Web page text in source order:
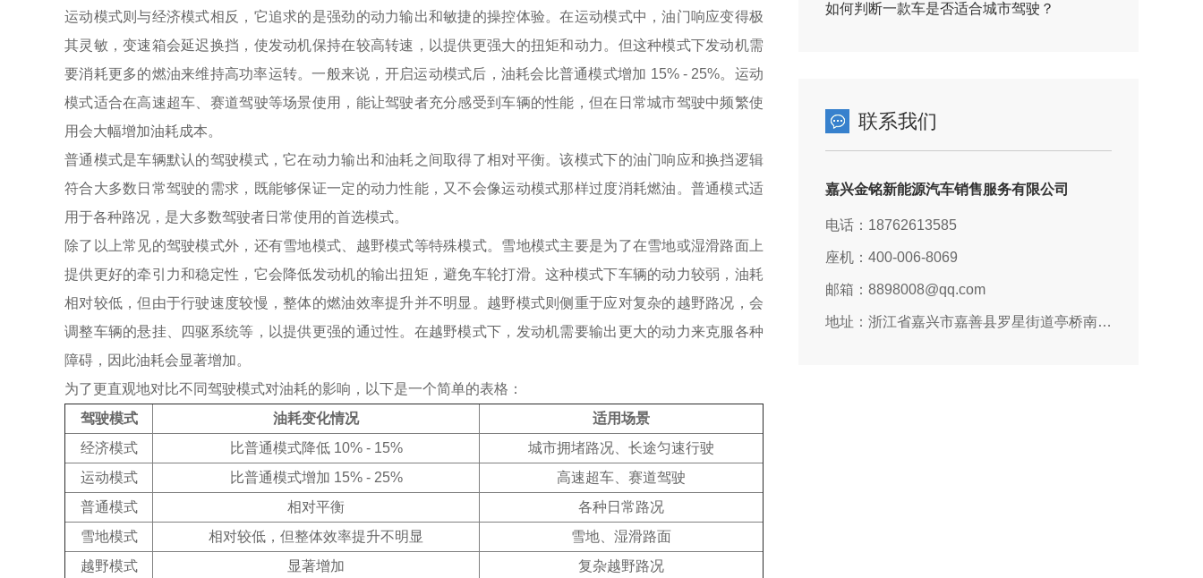
运动模式则与经济模式相反，它追求的是强劲的动力输出和敏捷的操控体验。在运动模式中，油门响应变得极
其灵敏，变速箱会延迟换挡，使发动机保持在较高转速，以提供更强大的扭矩和动力。但这种模式下发动机需
要消耗更多的燃油来维持高功率运转。一般来说，开启运动模式后，油耗会比普通模式增加 15% - 25%。运动
模式适合在高速超车、赛道驾驶等场景使用，能让驾驶者充分感受到车辆的性能，但在日常城市驾驶中频繁使
用会大幅增加油耗成本。
普通模式是车辆默认的驾驶模式，它在动力输出和油耗之间取得了相对平衡。该模式下的油门响应和换挡逻辑
符合大多数日常驾驶的需求，既能够保证一定的动力性能，又不会像运动模式那样过度消耗燃油。普通模式适
用于各种路况，是大多数驾驶者日常使用的首选模式。
除了以上常见的驾驶模式外，还有雪地模式、越野模式等特殊模式。雪地模式主要是为了在雪地或湿滑路面上
提供更好的牵引力和稳定性，它会降低发动机的输出扭矩，避免车轮打滑。这种模式下车辆的动力较弱，油耗
相对较低，但由于行驶速度较慢，整体的燃油效率提升并不明显。越野模式则侧重于应对复杂的越野路况，会
调整车辆的悬挂、四驱系统等，以提供更强的通过性。在越野模式下，发动机需要输出更大的动力来克服各种
障碍，因此油耗会显著增加。
为了更直观地对比不同驾驶模式对油耗的影响，以下是一个简单的表格：
驾驶模式
油耗变化情况
适用场景
经济模式
比普通模式降低 10% - 15%
城市拥堵路况、长途匀速行驶
运动模式
比普通模式增加 15% - 25%
高速超车、赛道驾驶
普通模式
相对平衡
各种日常路况
雪地模式
相对较低，但整体效率提升不明显
雪地、湿滑路面
越野模式
显著增加 复杂越野路况
如何判断一款车是否适合城市驾驶？
联系我们
嘉兴金铭新能源汽车销售服务有限公司
电话：18762613585
座机：400-006-8069
邮箱：8898008@qq.com
地址：浙江省嘉兴市嘉善县罗星街道亭桥南路366号